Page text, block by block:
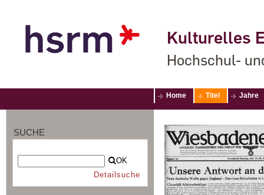
Kulturelles
Hochschul-
Home Titel Jahre
SUCHE
OK
Detailsuche